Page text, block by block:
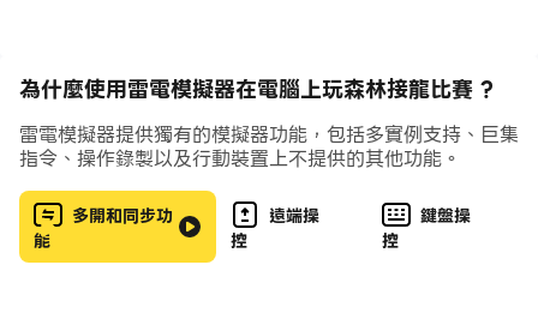
- 景觀
- 分步教程
- 微妙的聲音效果
為什麼使用雷電模擬器在電腦上玩森林接龍比賽 ?
雷電模擬器提供獨有的模擬器功能，包括多實例支持、巨集
指令、操作錄製以及行動裝置上不提供的其他功能。
多開和同步功
能
遠端操
控
鍵盤操
控